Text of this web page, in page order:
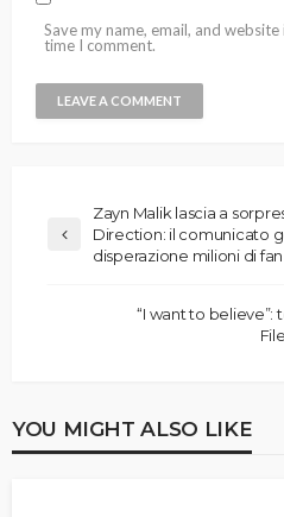
Save my name, email, and
time I comment.
Zayn Malik lascia a
Direction: il comunicato
disperazione milioni di fan
“I want to believe”:
YOU MIGHT ALSO LIKE